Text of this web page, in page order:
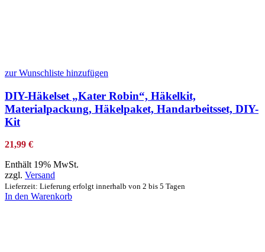
zur Wunschliste hinzufügen
DIY-Häkelset „Kater Robin“, Häkelkit,
Materialpackung, Häkelpaket, Handarbeitsset, DIY-
Kit
21,99 €
Enthält 19% MwSt.
zzgl. Versand
Lieferzeit: Lieferung erfolgt innerhalb von 2 bis 5 Tagen
In den Warenkorb